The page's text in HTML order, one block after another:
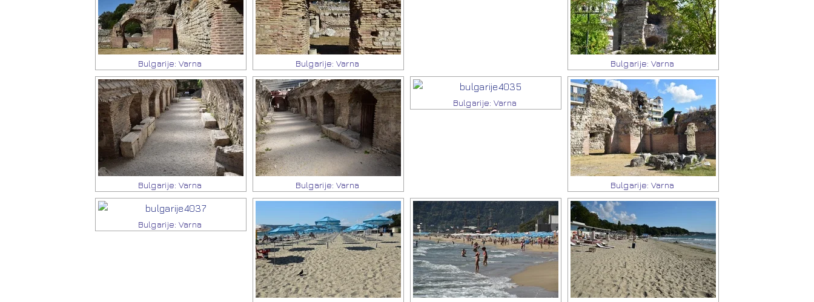
Bulgarije: Varna Bulgarije: Varna Bulgarije: Varna
Bulgarije: Varna Bulgarije: Varna
Bulgarije: Varna
Bulgarije: Varna
Bulgarije: Varna